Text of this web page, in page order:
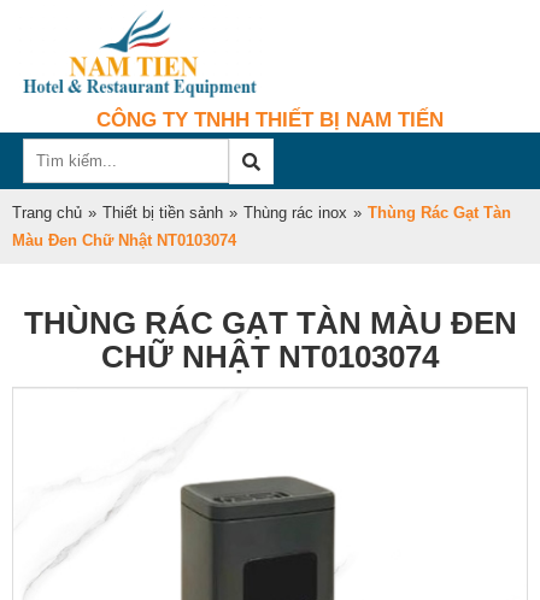
CÔNG TY TNHH THIẾT BỊ NAM TIẾN
Trang chủ » Thiết bị tiền sảnh » Thùng rác inox » Thùng Rác Gạt Tàn
Màu Đen Chữ Nhật NT0103074
THÙNG RÁC GẠT TÀN MÀU ĐEN
CHỮ NHẬT NT0103074